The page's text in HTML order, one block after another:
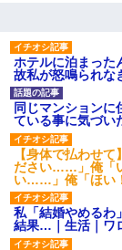
ホテルに泊まった
故私が怒鳴られな
同じマンションに
ている事に気づ
【身体で払わせ
ださい……」俺「
い……」俺「ほい
私「結婚やめるわ
結果…｜生活｜ワ